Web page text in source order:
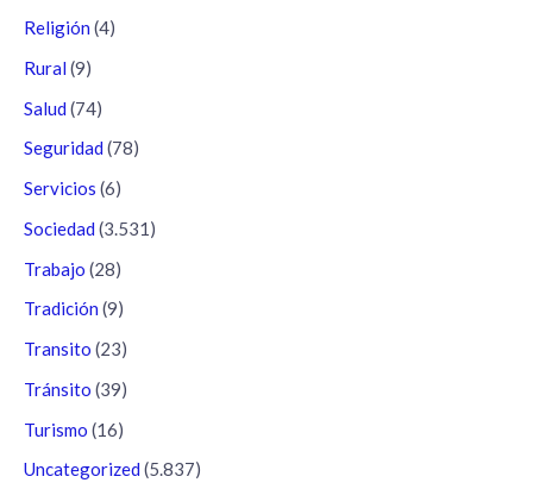
Religión (4)
Rural (9)
Salud (74)
Seguridad (78)
Servicios (6)
Sociedad (3.531)
Trabajo (28)
Tradición (9)
Transito (23)
Tránsito (39)
Turismo (16)
Uncategorized (5.837)